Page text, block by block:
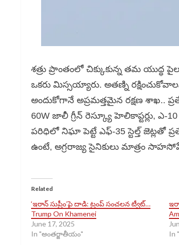
శత్రు ప్రాంతంలో చిక్కుకున్న తమ
ఒకరు మిస్సయ్యారు. అతణ్ని
అందుకోగానే అప్రమత్తమైన రక్షణ శాఖ..
60W జాలీ గ్రీన్ రెస్క్యూ హెలికాప్టర్లు,
పరిధిలో నిఘా పెట్టే ఎఫ్-35 స్టెల్త్ జెట్లతో
ఉంటే, అగ్రరాజ్య సైనికులు మాత్రం
Related
‘ఇరాన్ సుప్రీం’పై దాడి: ట్రంప్ సంచలన ట్వీట్…
Trump On Khamenei
June 17, 2025
In "అంతర్జాతీయం"
In